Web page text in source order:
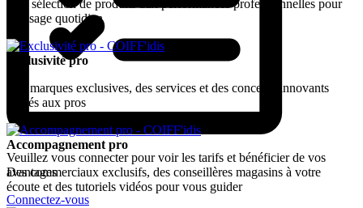
Veuillez vous connecter pour voir les tarifs et bénéficier de vos
avantages
Connectez-vous
Une sélection de produits aux performances professionnelles pour
un usage quotidien
Exclusivité pro
Des marques exclusives, des services et des concepts innovants
dédiés aux pros
Accompagnement pro
Des commerciaux exclusifs, des conseillères magasins à votre
écoute et des tutoriels vidéos pour vous guider